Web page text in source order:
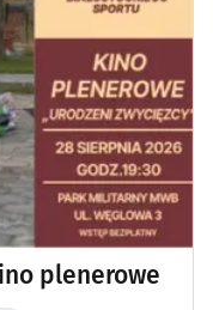
plenerowe